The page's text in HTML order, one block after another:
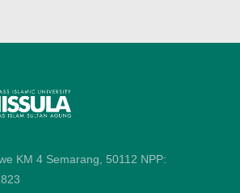
KM 4 Semarang, 50112 NPP: